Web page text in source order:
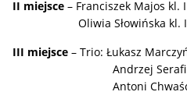
II miejsce – Franciszek Majos kl.
Oliwia Słowińska kl.
III miejsce – Trio: Łukasz
Andrzej Serafin
Antoni